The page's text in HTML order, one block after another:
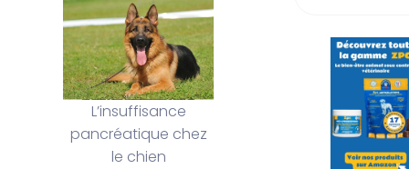
L’insuffisance
pancréatique chez
le chien